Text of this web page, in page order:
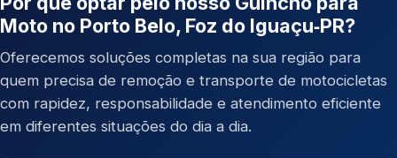
Moto no Porto Belo, Foz do Iguaçu‑PR?
Oferecemos soluções completas na sua região para
quem precisa de remoção e transporte de motocicletas
com rapidez, responsabilidade e atendimento eficiente
em diferentes situações do dia a dia.